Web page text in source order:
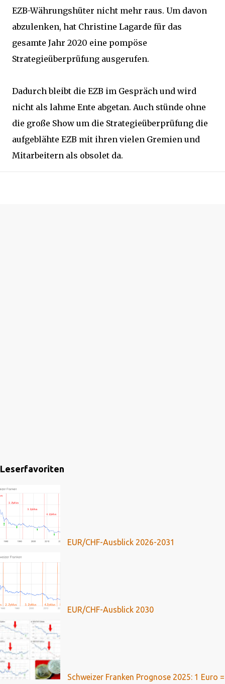
EZB-Währungshüter nicht mehr raus. Um davon
abzulenken, hat Christine Lagarde für das
gesamte Jahr 2020 eine pompöse
Strategieüberprüfung ausgerufen.
Dadurch bleibt die EZB im Gespräch und wird
nicht als lahme Ente abgetan. Auch stünde ohne
die große Show um die Strategieüberprüfung die
aufgeblähte EZB mit ihren vielen Gremien und
Mitarbeitern als obsolet da.
Leserfavoriten
EUR/CHF-Ausblick 2026-2031
EUR/CHF-Ausblick 2030
Schweizer Franken Prognose 2025: 1 Euro =